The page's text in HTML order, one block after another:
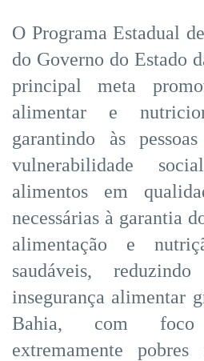
O Programa Estadual
do Governo do Estado
principal meta
alimentar e
garantindo às
vulnerabilidade
alimentos em
necessárias à garantia
alimentação e
saudáveis,
insegurança alimentar
Bahia, com
extremamente